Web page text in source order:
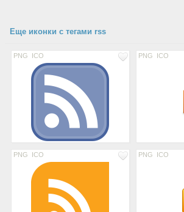
Еще иконки с тегами rss
PNG ICO PNG ICO
PNG ICO PNG ICO